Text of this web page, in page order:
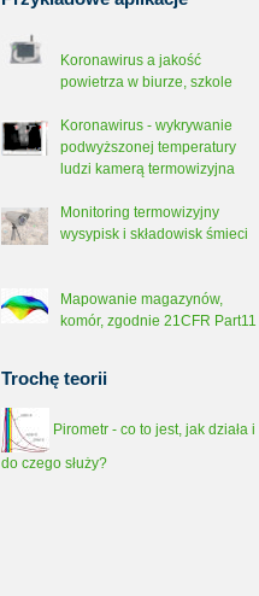
Koronawirus a jakość
powietrza w biurze, szkole
Koronawirus - wykrywanie
podwyższonej temperatury
ludzi kamerą termowizyjna
Monitoring termowizyjny
wysypisk i składowisk śmieci
Mapowanie magazynów,
komór, zgodnie 21CFR Part11
Trochę teorii
Pirometr - co to jest, jak działa i
do czego służy?